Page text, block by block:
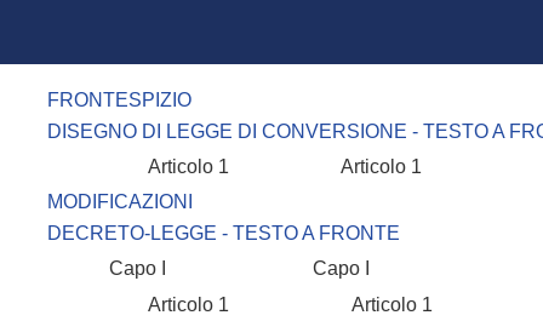
FRONTESPIZIO
DISEGNO DI LEGGE DI CONVERSIONE - TESTO A
Articolo 1
Articolo 1
MODIFICAZIONI
DECRETO-LEGGE - TESTO A FRONTE
Capo I
Capo I
Articolo 1
Articolo 1